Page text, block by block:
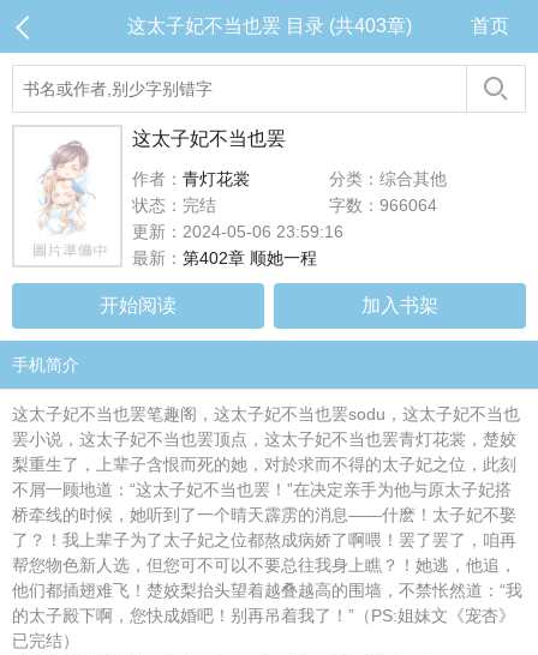
这太子妃不当也罢 目录 (共403章) 首页
这太子妃不当也罢
作者： 青灯花裳
分类：综合其他
状态：完结
字数：966064
更新：2024-05-06 23:59:16
最新： 第402章 顺她一程
开始阅读 加入书架
手机简介
这太子妃不当也罢笔趣阁，这太子妃不当也罢sodu，这太子妃不当也
罢小说，这太子妃不当也罢顶点，这太子妃不当也罢青灯花裳，楚姣
梨重生了，上辈子含恨而死的她，对於求而不得的太子妃之位，此刻
不屑一顾地道：“这太子妃不当也罢！”在决定亲手为他与原太子妃搭
桥牵线的时候，她听到了一个晴天霹雳的消息——什麽！太子妃不娶
了？！我上辈子为了太子妃之位都熬成病娇了啊喂！罢了罢了，咱再
帮您物色新人选，但您可不可以不要总往我身上瞧？！她逃，他追，
他们都插翅难飞！楚姣梨抬头望着越叠越高的围墙，不禁怅然道：“我
的太子殿下啊，您快成婚吧！别再吊着我了！”（PS:姐妹文《宠杏》
已完结）